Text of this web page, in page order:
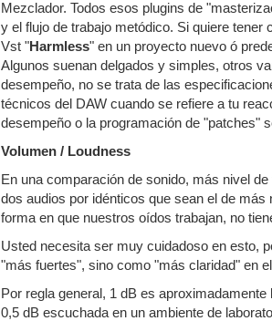
Mezclador. Todos esos plugins de
y el flujo de trabajo metódico. Si quiere
Vst "Harmless" en un proyecto nuevo ó
Algunos suenan delgados y simples, otros
desempeño, no se trata de las
técnicos del DAW cuando se refiere a tu
desempeño o la programación de "patches"
Volumen / Loudness
En una comparación de sonido, más nivel
dos audios por idénticos que sean el de
forma en que nuestros oídos trabajan, no
Usted necesita ser muy cuidadoso en esto,
"más fuertes", sino como "más claridad" en
Por regla general, 1 dB es
0,5 dB escuchada en un ambiente de